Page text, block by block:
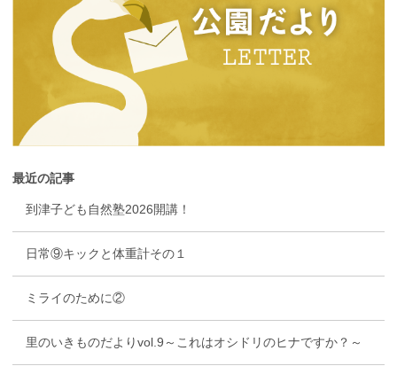
最近の記事
到津子ども自然塾2026開講！
日常⑨キックと体重計その１
ミライのために②
里のいきものだよりvol.9～これはオシドリのヒナですか？～